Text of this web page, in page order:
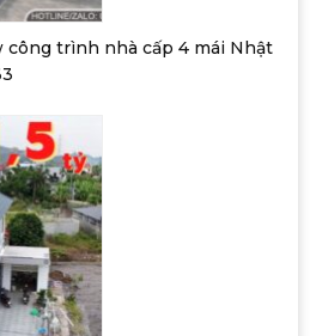
công trình nhà cấp 4 mái Nhật